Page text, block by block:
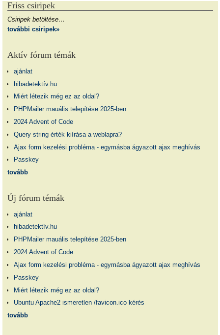
Friss csiripek
Csiripek betöltése…
további csiripek»
Aktív fórum témák
ajánlat
hibadetektív.hu
Miért létezik még ez az oldal?
PHPMailer mauális telepítése 2025-ben
2024 Advent of Code
Query string érték kiírása a weblapra?
Ajax form kezelési probléma - egymásba ágyazott ajax meghívás
Passkey
tovább
Új fórum témák
ajánlat
hibadetektív.hu
PHPMailer mauális telepítése 2025-ben
2024 Advent of Code
Ajax form kezelési probléma - egymásba ágyazott ajax meghívás
Passkey
Miért létezik még ez az oldal?
Ubuntu Apache2 ismeretlen /favicon.ico kérés
tovább